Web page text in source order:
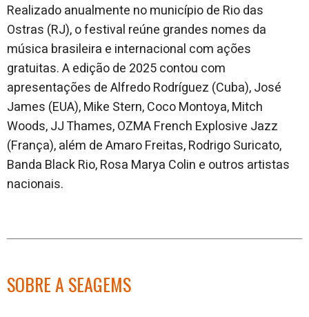
Realizado anualmente no município de Rio das
Ostras (RJ), o festival reúne grandes nomes da
música brasileira e internacional com ações
gratuitas. A edição de 2025 contou com
apresentações de Alfredo Rodríguez (Cuba), José
James (EUA), Mike Stern, Coco Montoya, Mitch
Woods, JJ Thames, OZMA French Explosive Jazz
(França), além de Amaro Freitas, Rodrigo Suricato,
Banda Black Rio, Rosa Marya Colin e outros artistas
nacionais.
SOBRE A SEAGEMS